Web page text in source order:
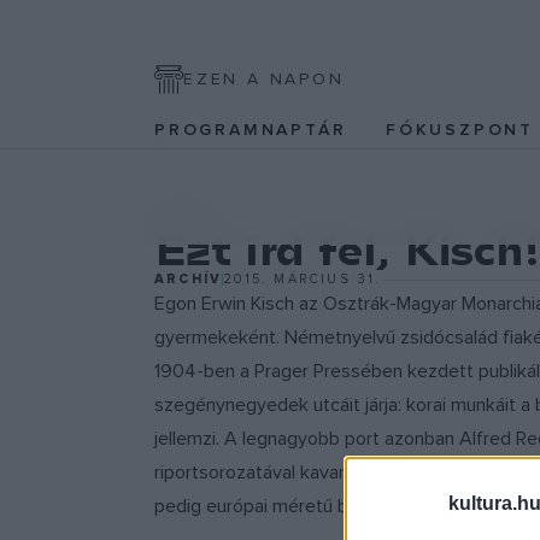
EZEN A NAPON
PROGRAMNAPTÁR FÓKUSZPONT
Ezt írd fel, Kisch!
ARCHÍV2015. MÁRCIUS 31.
Egon Erwin Kisch az Osztrák-Magyar
gyermekeként. Németnyelvű zsidócsalád
1904-ben a Prager Pressében kezdett
szegénynegyedek utcáit járja: korai munkáit
jellemzi. A legnagyobb port azonban Alfred
riportsorozatával kavarta: megalkuvást nem
pedig európai méretű botránnyá nőtte ki